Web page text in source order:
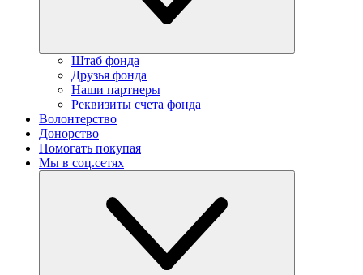
Штаб фонда
Друзья фонда
Наши партнеры
Реквизиты счета фонда
Волонтерство
Донорство
Помогать покупая
Мы в соц.сетях